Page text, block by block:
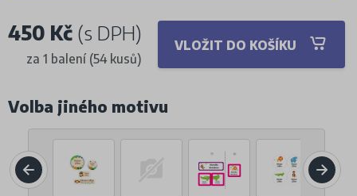
450 Kč (s DPH)
za 1 balení (54 kusů)
VLOŽIT DO KOŠÍKU
Volba jiného motivu